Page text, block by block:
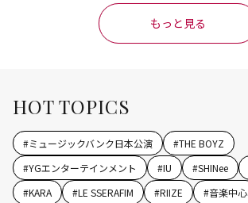
もっと見る
HOT TOPICS
#ミュージックバンク日本公演 #THE BOYZ
#YGエンターテインメント #IU #SHINee
#KARA #LE SSERAFIM #RIIZE #音楽中心